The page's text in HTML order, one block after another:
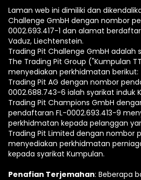
Laman web ini dimiliki dan
Challenge GmbH dengan nombor
0002.693.417-1 dan alamat
Vaduz, Liechtenstein.
Trading Pit Challenge GmbH adalah
The Trading Pit Group ("Kumpulan
menyediakan perkhidmatan berikut:
Trading Pit AG dengan nombor
0002.688.743-6 ialah syarikat induk
Trading Pit Champions GmbH
pendaftaran FL-0002.693.413-9
perkhidmatan kepada pelanggan
Trading Pit Limited dengan nombor
menyediakan perkhidmatan
kepada syarikat Kumpulan.
Penafian Terjemahan: Beberapa